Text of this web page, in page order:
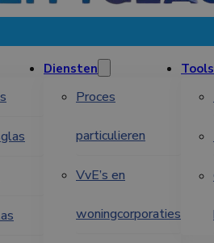
Diensten
Proces
particulieren
VvE’s en
woningcorporaties
Tools